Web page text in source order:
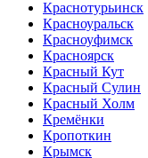
Краснотурьинск
Красноуральск
Красноуфимск
Красноярск
Красный Кут
Красный Сулин
Красный Холм
Кремёнки
Кропоткин
Крымск